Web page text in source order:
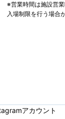
※営業時間は施設営
入場制限を行う場合
アカウント